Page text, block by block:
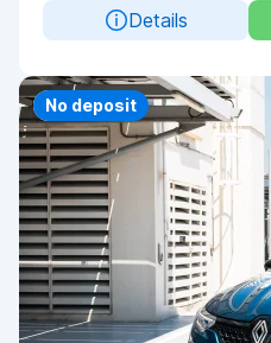
Details
Priority
No deposit